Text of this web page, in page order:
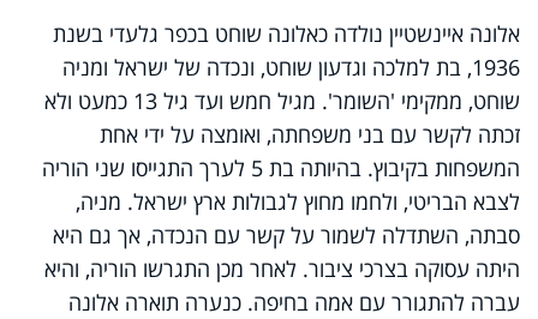
אלונה איינשטיין נולדה כאלונה שוחט בכפר גלעדי בשנת
1936, בת למלכה וגדעון שוחט, ונכדה של ישראל ומניה
שוחט, ממקימי 'השומר'. מגיל חמש ועד גיל 13 כמעט ולא
זכתה לקשר עם בני משפחתה, ואומצה על ידי אחת
המשפחות בקיבוץ. בהיותה בת 5 לערך התגייסו שני הוריה
לצבא הבריטי, ולחמו מחוץ לגבולות ארץ ישראל. מניה,
סבתה, השתדלה לשמור על קשר עם הנכדה, אך גם היא
היתה עסוקה בצרכי ציבור. לאחר מכן התגרשו הוריה, והיא
עברה להתגורר עם אמה בחיפה. כנערה תוארה אלונה